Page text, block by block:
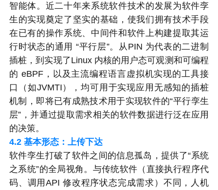
智能体。近二十年来系统软件技术的发展为软件孪
生的实现奠定了坚实的基础，使我们拥有技术手段
在已有的操作系统、中间件和软件上构建提取其运
行时状态的通用 “平行层”。从PIN 为代表的二进制
插桩，到实现了Linux 内核的用户态可观测和可编程
的 eBPF，以及主流编程语言虚拟机实现的工具接
口（如JVMTI），均可用于实现应用无感知的插桩
机制，即将已有成熟技术用于实现软件的“平行孪生
层”，并通过提取需求相关的软件数据进行泛在应用
的决策。
4.2基本形态：上传下达
软件孪生打破了软件之间的信息孤岛，提供了“系统
之系统”的全局视角。与传统软件（直接执行程序代
码、调用API 修改程序状态完成需求）不同，人机